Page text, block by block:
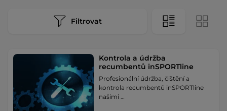
Filtrovat
Kontrola a údržba
recumbentů inSPORTline
Profesionální údržba, čištění a
kontrola recumbentů inSPORTline
našimi …